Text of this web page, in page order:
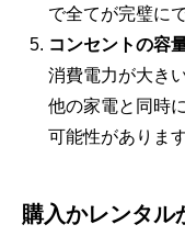
で全てが完璧に
コンセントの容
消費電力が大き
他の家電と同時
可能性があります
購入かレンタル